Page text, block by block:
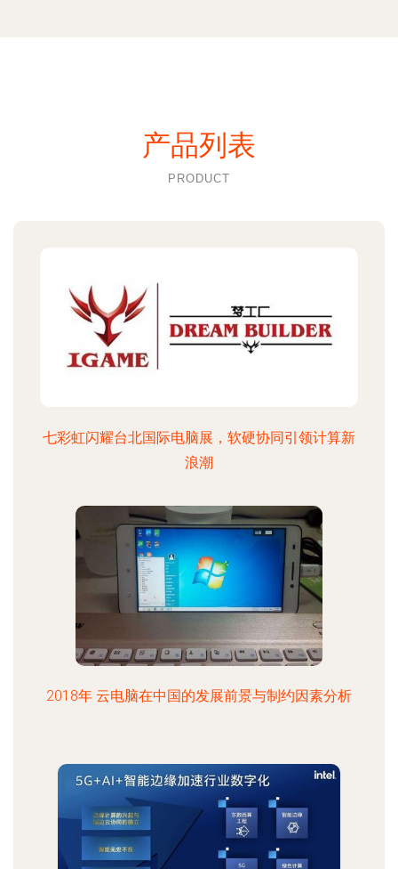
产品列表
PRODUCT
七彩虹闪耀台北国际电脑展，软硬协同引领计算新
浪潮
2018年 云电脑在中国的发展前景与制约因素分析